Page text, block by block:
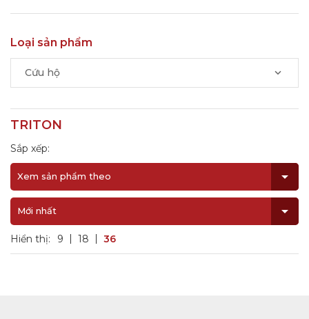
Loại sản phẩm
Cứu hộ
TRITON
Sắp xếp:
Xem sản phẩm theo
Mới nhất
Hiển thị: 9 18 36